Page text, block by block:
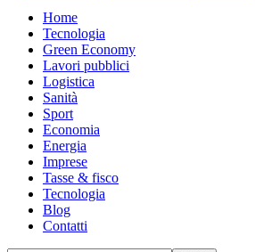
Home
Tecnologia
Green Economy
Lavori pubblici
Logistica
Sanità
Sport
Economia
Energia
Imprese
Tasse & fisco
Tecnologia
Blog
Contatti